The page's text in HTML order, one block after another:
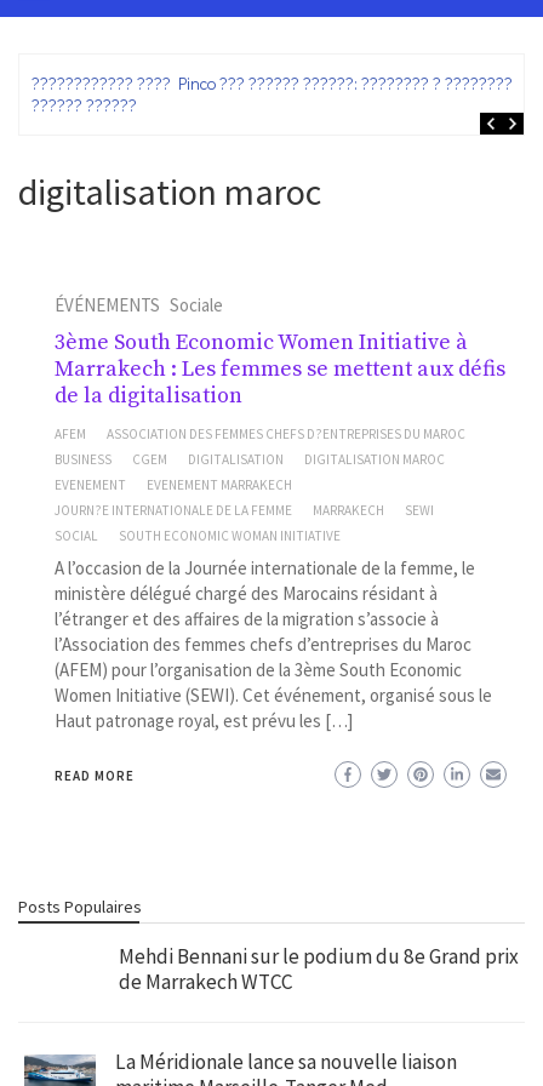
???????????? ???? Pinco ??? ?????? ??????: ???????? ? ???????? ?
?????? ??????
digitalisation maroc
ÉVÉNEMENTS Sociale
3ème South Economic Women Initiative à
Marrakech : Les femmes se mettent aux défis
de la digitalisation
AFEM
ASSOCIATION DES FEMMES CHEFS D?ENTREPRISES DU MAROC
BUSINESS
CGEM DIGITALISATION
DIGITALISATION MAROC
EVENEMENT
EVENEMENT MARRAKECH
JOURN?E INTERNATIONALE DE LA FEMME
MARRAKECH
SEWI
SOCIAL
SOUTH ECONOMIC WOMAN INITIATIVE
A l’occasion de la Journée internationale de la femme, le
ministère délégué chargé des Marocains résidant à
l’étranger et des affaires de la migration s’associe à
l’Association des femmes chefs d’entreprises du Maroc
(AFEM) pour l’organisation de la 3ème South Economic
Women Initiative (SEWI). Cet événement, organisé sous le
Haut patronage royal, est prévu les […]
READ MORE
Posts Populaires
Mehdi Bennani sur le podium du 8e Grand prix
de Marrakech WTCC
La Méridionale lance sa nouvelle liaison